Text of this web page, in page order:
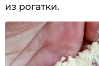
из рогатки.